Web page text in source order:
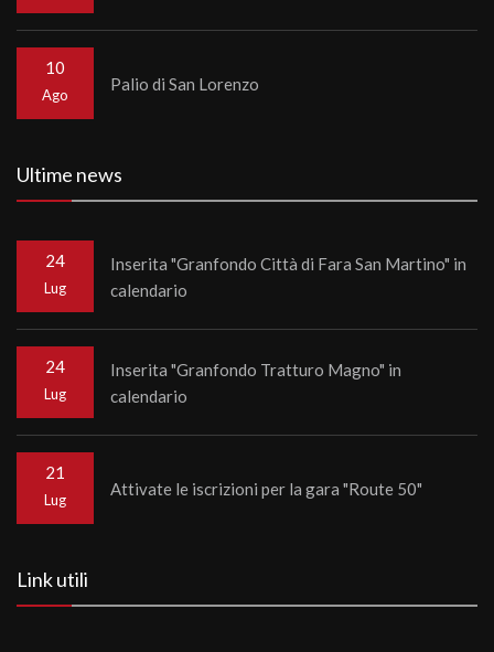
10
Ago
Palio di San Lorenzo
Ultime news
24
Lug
Inserita "Granfondo Città di Fara San Martino" in
calendario
24
Lug
Inserita "Granfondo Tratturo Magno" in
calendario
21
Lug
Attivate le iscrizioni per la gara "Route 50"
Link utili